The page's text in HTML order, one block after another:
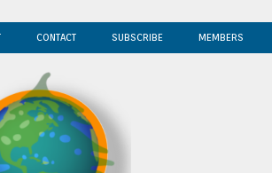
CONTACT SUBSCRIBE MEMBERS